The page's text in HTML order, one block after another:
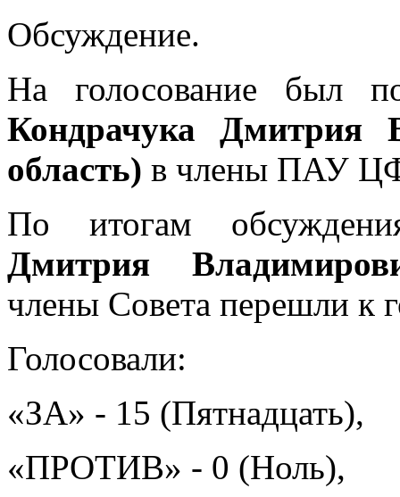
Обсуждение.
На голосование был
Кондрачука Дмитрия
область) в члены ПАУ
По итогам
Дмитрия
члены Совета перешли к
Голосовали:
«ЗА» - 15 (Пятнадцать),
«ПРОТИВ» - 0 (Ноль),